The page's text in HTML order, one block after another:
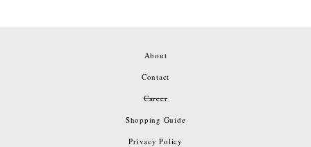
About
Contact
Career
Shopping Guide
Privacy Policy